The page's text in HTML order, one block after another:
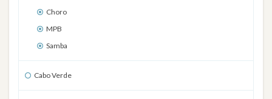
Choro
MPB
Samba
Cabo Verde